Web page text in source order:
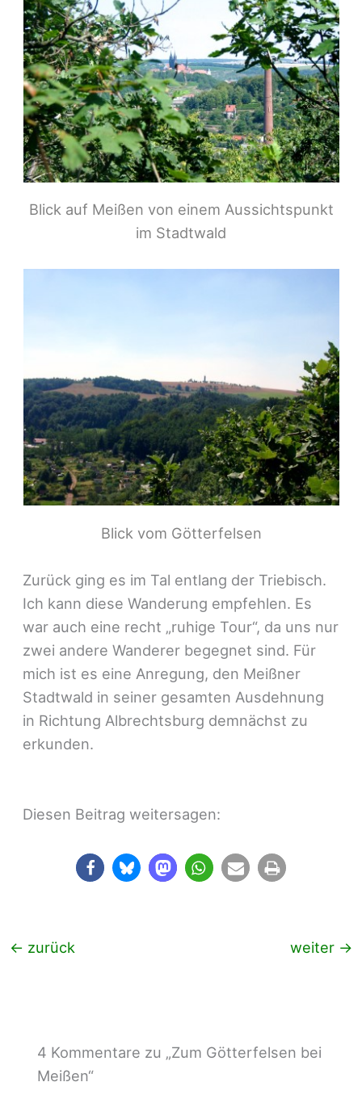
Blick auf Meißen von einem Aussichtspunkt
im Stadtwald
Blick vom Götterfelsen
Zurück ging es im Tal entlang der Triebisch.
Ich kann diese Wanderung empfehlen. Es
war auch eine recht „ruhige Tour“, da uns nur
zwei andere Wanderer begegnet sind. Für
mich ist es eine Anregung, den Meißner
Stadtwald in seiner gesamten Ausdehnung
in Richtung Albrechtsburg demnächst zu
erkunden.
Diesen Beitrag weitersagen:
← zurück weiter →
4 Kommentare zu „Zum Götterfelsen bei
Meißen“